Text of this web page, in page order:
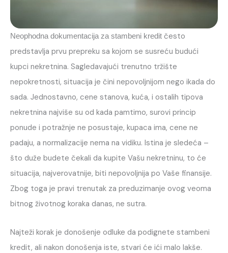
Neophodna dokumentacija za stambeni kredit često
predstavlja prvu prepreku sa kojom se susreću budući
kupci nekretnina. Sagledavajući trenutno tržište
nepokretnosti, situacija je čini nepovoljnijom nego ikada do
sada. Jednostavno, cene stanova, kuća, i ostalih tipova
nekretnina najviše su od kada pamtimo, surovi princip
ponude i potražnje ne posustaje, kupaca ima, cene ne
padaju, a normalizacije nema na vidiku. Istina je sledeća –
što duže budete čekali da kupite Vašu nekretninu, to će
situacija, najverovatnije, biti nepovoljnija po Vaše finansije.
Zbog toga je pravi trenutak za preduzimanje ovog veoma
bitnog životnog koraka danas, ne sutra.
Najteži korak je donošenje odluke da podignete stambeni
kredit, ali nakon donošenja iste, stvari će ići malo lakše.